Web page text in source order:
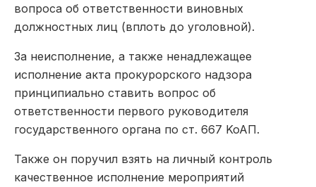
вопроса об ответственности виновных
должностных лиц (вплоть до уголовной).
За неисполнение, а также ненадлежащее
исполнение акта прокурорского надзора
принципиально ставить вопрос об
ответственности первого руководителя
государственного органа по ст. 667 KoAП.
Также он поручил взять на личный контроль
качественное исполнение мероприятий